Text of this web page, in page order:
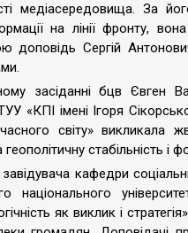
медіасередовища. За
на лінії фронту,
доповідь Сергій
засіданні бцв Євген
«КПІ імені Ігоря
світу» викликала
стабільність і
кафедри
національного
як виклик і